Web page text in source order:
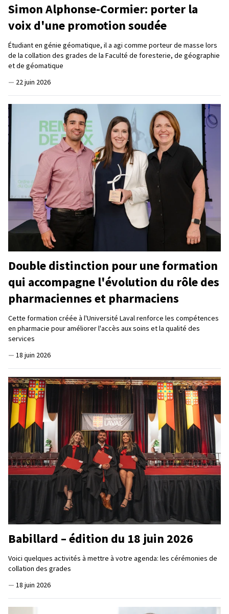
Simon Alphonse-Cormier: porter la
voix d'une promotion soudée
Étudiant en génie géomatique, il a agi comme porteur de masse lors
de la collation des grades de la Faculté de foresterie, de géographie
et de géomatique
— 22 juin 2026
Double distinction pour une formation
qui accompagne l'évolution du rôle des
pharmaciennes et pharmaciens
Cette formation créée à l'Université Laval renforce les compétences
en pharmacie pour améliorer l'accès aux soins et la qualité des
services
— 18 juin 2026
Babillard – édition du 18 juin 2026
Voici quelques activités à mettre à votre agenda: les cérémonies de
collation des grades
— 18 juin 2026